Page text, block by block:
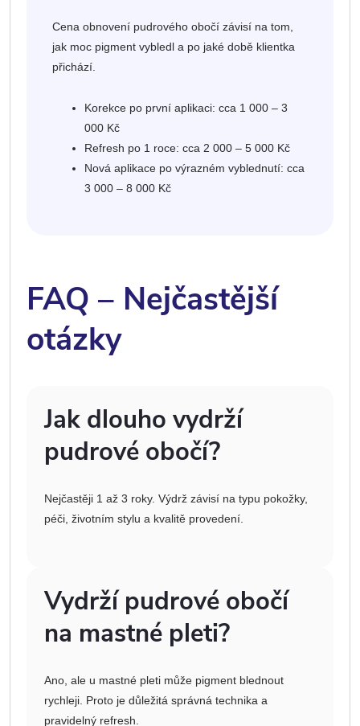
Cena obnovení pudrového obočí závisí na tom,
jak moc pigment vybledl a po jaké době klientka
přichází.
Korekce po první aplikaci: cca 1 000 – 3
000 Kč
Refresh po 1 roce: cca 2 000 – 5 000 Kč
Nová aplikace po výrazném vyblednutí: cca
3 000 – 8 000 Kč
FAQ – Nejčastější
otázky
Jak dlouho vydrží
pudrové obočí?
Nejčastěji 1 až 3 roky. Výdrž závisí na typu pokožky,
péči, životním stylu a kvalitě provedení.
Vydrží pudrové obočí
na mastné pleti?
Ano, ale u mastné pleti může pigment blednout
rychleji. Proto je důležitá správná technika a
pravidelný refresh.